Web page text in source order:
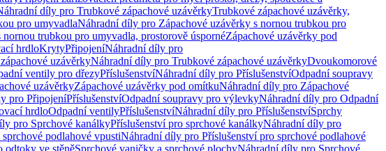
díly pro Trubkové zápachové uzávěrkyTrubkové zápachové uzávěrky,
pro umyvadlaNáhradní díly pro Zápachové uzávěrky s nornou trubkou pro
trubkou pro umyvadla, prostorově úspornéZápachové uzávěrky pod
hrdloKrytyPřipojeníNáhradní díly pro
uzávěrkyNáhradní díly pro Trubkové zápachové uzávěrkyDvoukomorové
ventily pro dřezyPříslušenstvíNáhradní díly pro PříslušenstvíOdpadní soupravy
uzávěrkyZápachové uzávěrky pod omítkuNáhradní díly pro Zápachové
pro PřipojeníPříslušenstvíOdpadní soupravy pro výlevkyNáhradní díly pro Odpadní
hrdloOdpadní ventilyPříslušenstvíNáhradní díly pro PříslušenstvíSprchy
pro Sprchové kanálkyPříslušenství pro sprchové kanálkyNáhradní díly pro
podlahové vpustiNáhradní díly pro Příslušenství pro sprchové podlahové
odtoky ve stěněSprchové vaničky a sprchové plochyNáhradní díly pro Sprchové